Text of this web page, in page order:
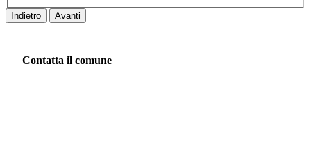
Indietro Avanti
Contatta il comune